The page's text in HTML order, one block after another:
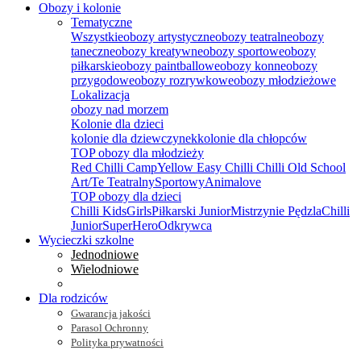
Obozy i kolonie
Tematyczne
Wszystkieobozy artystyczneobozy teatralneobozy
taneczneobozy kreatywneobozy sportoweobozy
piłkarskieobozy paintballoweobozy konneobozy
przygodoweobozy rozrywkoweobozy młodzieżowe
Lokalizacja
obozy nad morzem
Kolonie dla dzieci
kolonie dla dziewczynekkolonie dla chłopców
TOP obozy dla młodzieży
Red Chilli CampYellow Easy Chilli Chilli Old School
Art/Te TeatralnySportowyAnimalove
TOP obozy dla dzieci
Chilli KidsGirlsPiłkarski JuniorMistrzynie PędzlaChilli
JuniorSuperHeroOdkrywca
Wycieczki szkolne
Jednodniowe
Wielodniowe
Dla rodziców
Gwarancja jakości
Parasol Ochronny
Polityka prywatności